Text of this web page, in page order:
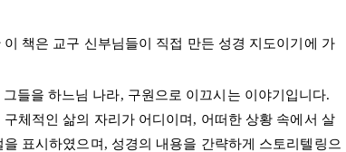
책은 교구 신부님들이 직접 만든 성경 지도이기에 가
들을 하느님 나라, 구원으로 이끄시는 이야기입니다.
체적인 삶의 자리가 어디이며, 어떠한 상황 속에서 살
표시하였으며, 성경의 내용을 간략하게 스토리텔링으